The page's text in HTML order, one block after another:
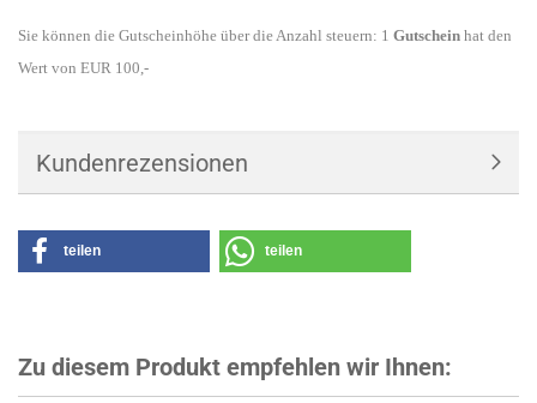
Sie können die Gutscheinhöhe über die Anzahl steuern: 1 Gutschein hat den
Wert von EUR 100,-
Kundenrezensionen
teilen teilen
Zu diesem Produkt empfehlen wir Ihnen: